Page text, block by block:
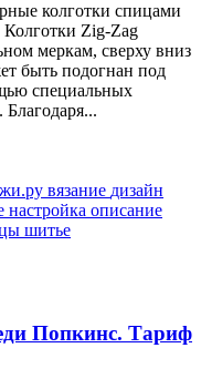
колготки спицами
Zig-Zag
меркам, сверху вниз
быть подогнан под
специальных
вязание дизайн
настройка описание
шитье
Попкинс. Тариф